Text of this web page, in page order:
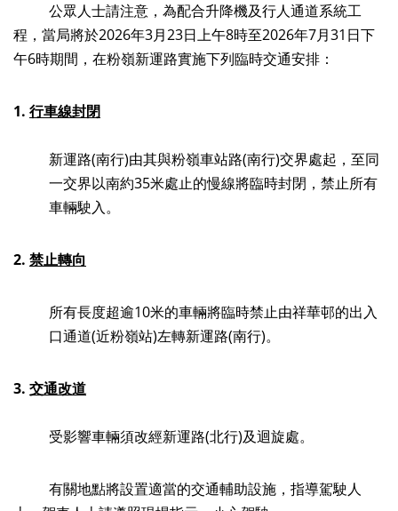
公眾人士請注意，為配合升降機及行人通道系統工
程，當局將於2026年3月23日上午8時至2026年7月31日下
午6時期間，在粉嶺新運路實施下列臨時交通安排：
1. 行車線封閉
新運路(南行)由其與粉嶺車站路(南行)交界處起，至同
一交界以南約35米處止的慢線將臨時封閉，禁止所有
車輛駛入。
2. 禁止轉向
所有長度超逾10米的車輛將臨時禁止由祥華邨的出入
口通道(近粉嶺站)左轉新運路(南行)。
3. 交通改道
受影響車輛須改經新運路(北行)及迴旋處。
有關地點將設置適當的交通輔助設施，指導駕駛人